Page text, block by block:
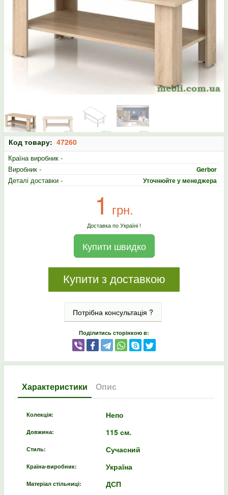
Код товару: 47260
Країна виробник -
Виробник -
Gerbor
Деталі доставки - Уточнюйте у менеджера
1 грн.
Доставка по Україні !
Купити швидко
Купити з доставкою
Потрібна консультація ?
Поділитись сторінкою в:
Характеристики Опис
Колекція: Непо
Довжина: 115 см.
Стиль: Сучасний
Країна-виробник: Україна
Матеріал стільниці: ДСП